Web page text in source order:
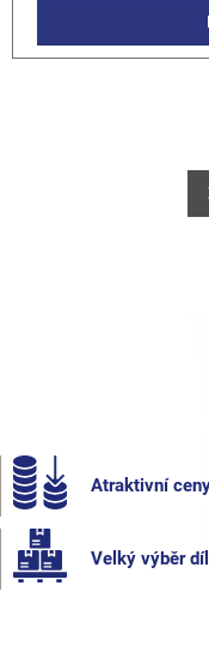
Atraktivní
Velký výběr